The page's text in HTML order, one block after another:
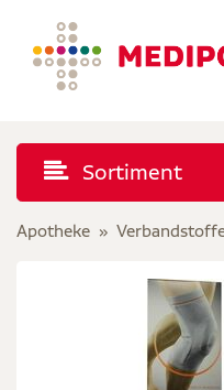
Sortiment
Apotheke